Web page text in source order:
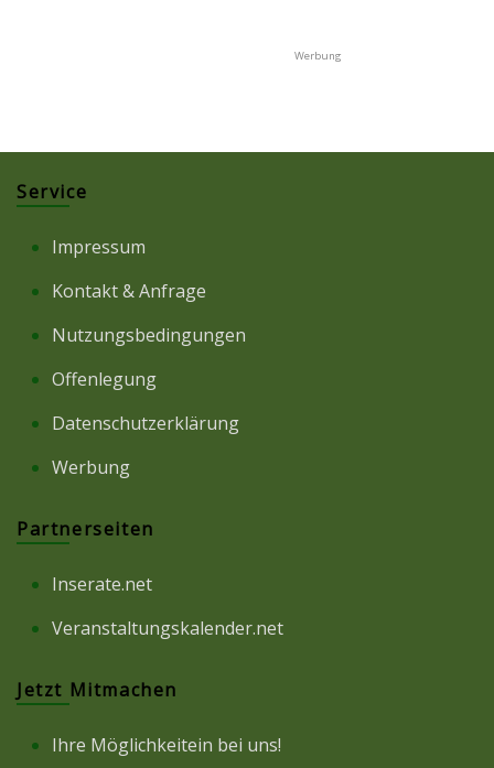
Service
Impressum
Kontakt & Anfrage
Nutzungsbedingungen
Offenlegung
Datenschutzerklärung
Werbung
Partnerseiten
Inserate.net
Veranstaltungskalender.net
Jetzt Mitmachen
Ihre Möglichkeitein bei uns!